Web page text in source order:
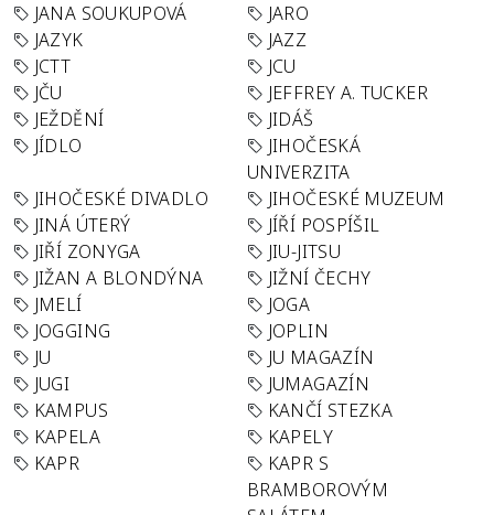
JANA SOUKUPOVÁ
JARO
JAZYK
JAZZ
JCTT
JCU
JČU
JEFFREY A. TUCKER
JEŽDĚNÍ
JIDÁŠ
JÍDLO
JIHOČESKÁ
UNIVERZITA
JIHOČESKÉ DIVADLO
JIHOČESKÉ MUZEUM
JINÁ ÚTERÝ
JÍŘÍ POSPÍŠIL
JIŘÍ ZONYGA
JIU-JITSU
JIŽAN A BLONDÝNA
JIŽNÍ ČECHY
JMELÍ
JOGA
JOGGING
JOPLIN
JU
JU MAGAZÍN
JUGI
JUMAGAZÍN
KAMPUS
KANČÍ STEZKA
KAPELA
KAPELY
KAPR
KAPR S
BRAMBOROVÝM